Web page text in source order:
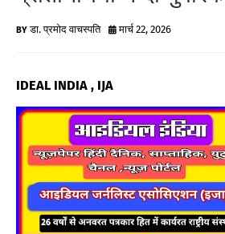
G
W
डा. प्रमोद वाचस्पति मार्च 22, 2026
IDEAL INDIA , IJA